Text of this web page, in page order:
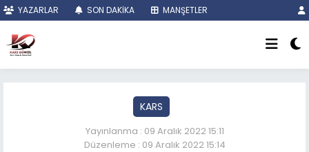
YAZARLAR SON DAKİKA MANŞETLER
KARS
Yayınlanma : 09 Aralık 2022 15:11
Düzenleme : 09 Aralık 2022 15:14